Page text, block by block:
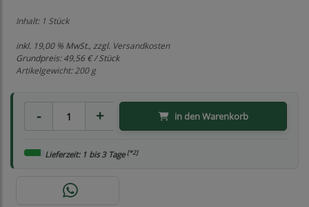
Inhalt: 1 Stück
inkl. 19,00 % MwSt., zzgl. Versandkosten
Grundpreis:49,56 € / Stück
Artikelgewicht: 200 g
in den Warenkorb
Lieferzeit: 1 bis 3 Tage[*2]